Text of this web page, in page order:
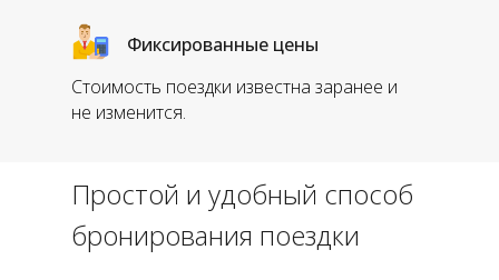
Стоимость поездки известна заранее и
не изменится.
Фиксированные цены
Простой и удобный способ
бронирования поездки